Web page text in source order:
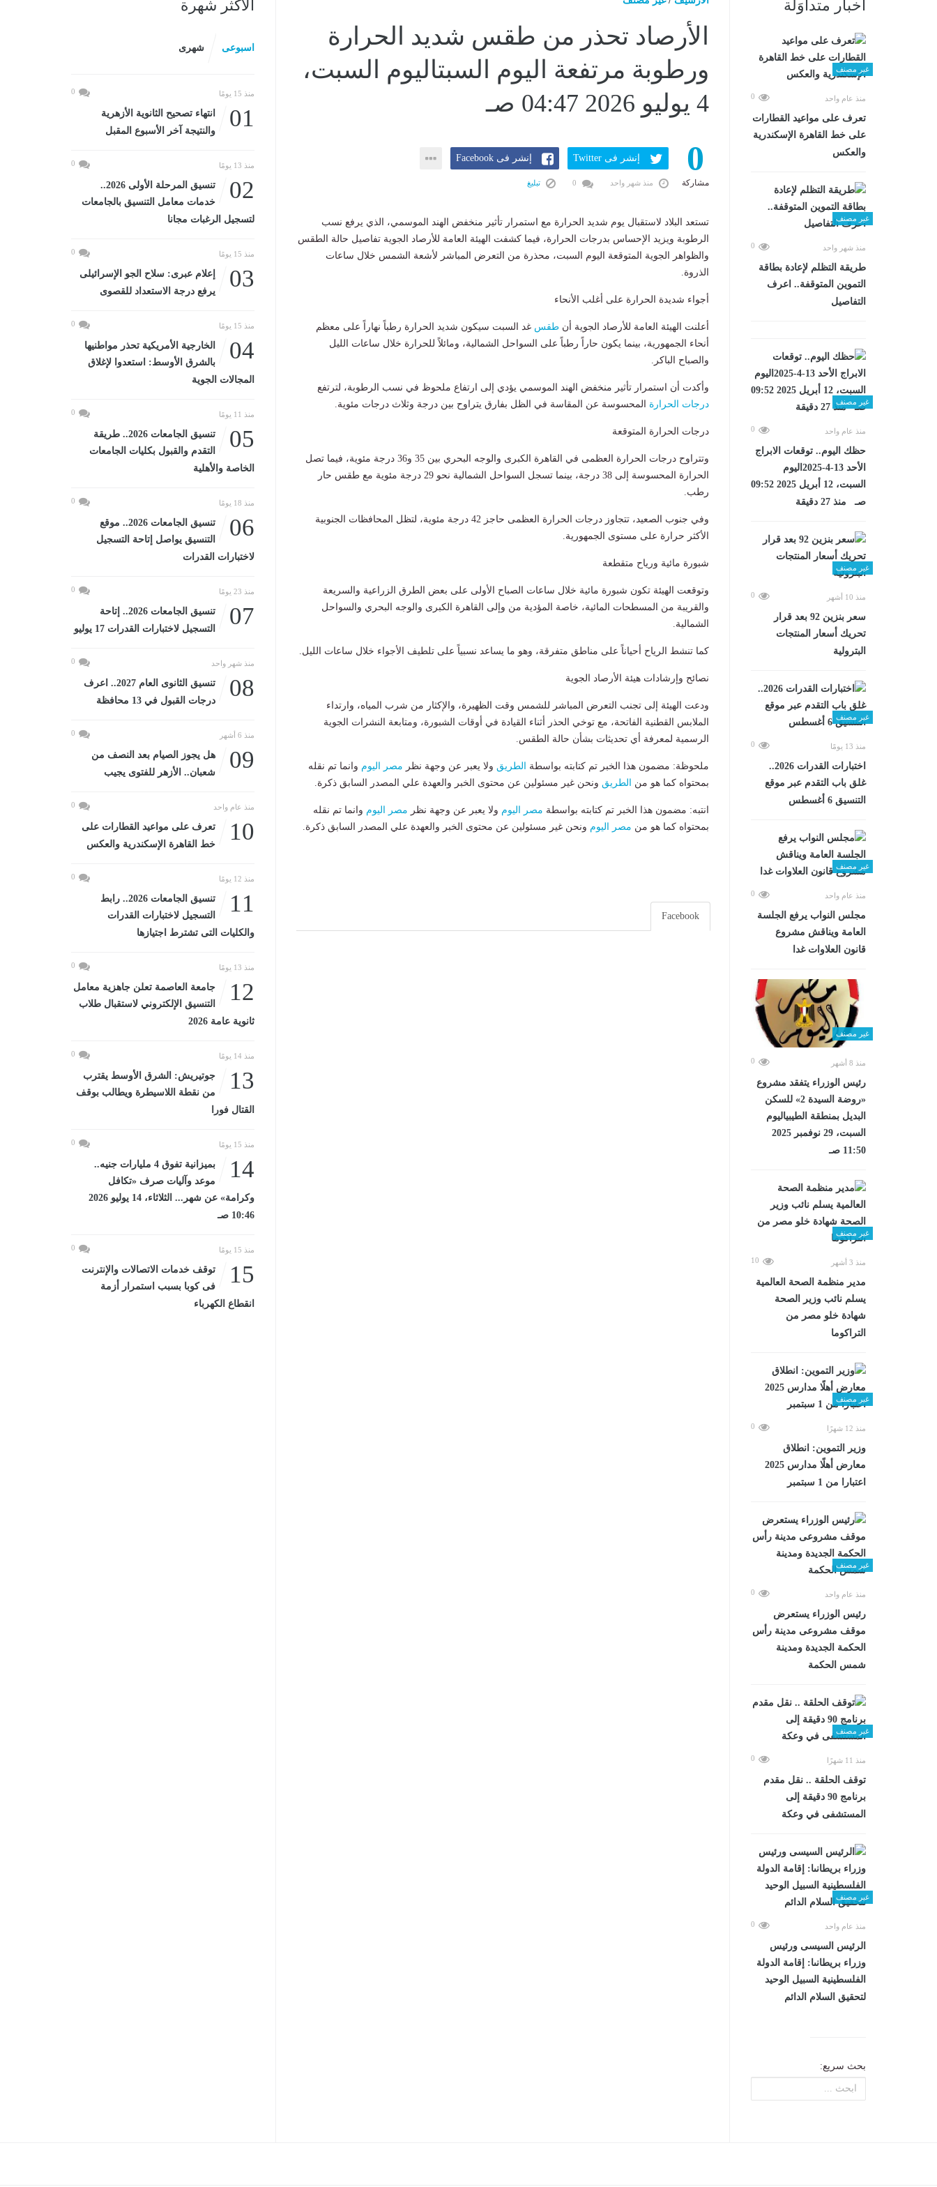
أخبار متداوَلة
غير مصنف
منذ عام واحد 0
تعرف على مواعيد القطارات
على خط القاهرة الإسكندرية
والعكس
غير مصنف
منذ شهر واحد 0
طريقة التظلم لإعادة بطاقة
التموين المتوقفة.. اعرف
التفاصيل
غير مصنف
منذ عام واحد 0
حظك اليوم.. توقعات الابراج
الأحد 13-4-2025اليوم
السبت، 12 أبريل 2025 09:52
صـ منذ 27 دقيقة
غير مصنف
منذ 10 أشهر 0
سعر بنزين 92 بعد قرار
تحريك أسعار المنتجات
البترولية
غير مصنف
منذ 13 يومًا 0
اختبارات القدرات 2026..
غلق باب التقدم عبر موقع
التنسيق 6 أغسطس
غير مصنف
منذ عام واحد 0
مجلس النواب يرفع الجلسة
العامة ويناقش مشروع
قانون العلاوات غدا
غير مصنف
منذ 8 أشهر 0
رئيس الوزراء يتفقد مشروع
«روضة السيدة 2» للسكن
البديل بمنطقة الطيبياليوم
السبت، 29 نوفمبر 2025
11:50 صـ
غير مصنف
منذ 3 أشهر 10
مدير منظمة الصحة العالمية
يسلم نائب وزير الصحة
شهادة خلو مصر من
التراكوما
غير مصنف
منذ 12 شهرًا 0
وزير التموين: انطلاق
معارض أهلًا مدارس 2025
اعتبارا من 1 سبتمبر
غير مصنف
منذ عام واحد 0
رئيس الوزراء يستعرض
موقف مشروعى مدينة رأس
الحكمة الجديدة ومدينة
شمس الحكمة
غير مصنف
منذ 11 شهرًا 0
توقف الحلقة .. نقل مقدم
برنامج 90 دقيقة إلى
المستشفى في وعكة
غير مصنف
منذ عام واحد 0
الرئيس السيسى ورئيس
وزراء بريطانىا: إقامة الدولة
الفلسطينية السبيل الوحيد
لتحقيق السلام الدائم
بحث سريع:
الأرصاد تحذر من طقس شديد الحرارة
ورطوبة مرتفعة اليوم السبتاليوم السبت،
4 يوليو 2026 04:47 صـ
0
مشاركة
إنشر فى Twitter إنشر فى Facebook
منذ شهر واحد تبليغ
تستعد البلاد لاستقبال يوم شديد الحرارة مع استمرار تأثير منخفض الهند الموسمي، الذي يرفع نسب
الرطوبة ويزيد الإحساس بدرجات الحرارة، فيما كشفت الهيئة العامة للأرصاد الجوية تفاصيل حالة الطقس
والظواهر الجوية المتوقعة اليوم السبت، محذرة من التعرض المباشر لأشعة الشمس خلال ساعات
الذروة.
أجواء شديدة الحرارة على أغلب الأنحاء
أعلنت الهيئة العامة للأرصاد الجوية أن طقس غد السبت سيكون شديد الحرارة رطباً نهاراً على معظم
أنحاء الجمهورية، بينما يكون حاراً رطباً على السواحل الشمالية، ومائلاً للحرارة خلال ساعات الليل
والصباح الباكر.
وأكدت أن استمرار تأثير منخفض الهند الموسمي يؤدي إلى ارتفاع ملحوظ في نسب الرطوبة، لترتفع
درجات الحرارة المحسوسة عن المقاسة في الظل بفارق يتراوح بين درجة وثلاث درجات مئوية.
درجات الحرارة المتوقعة
وتتراوح درجات الحرارة العظمى في القاهرة الكبرى والوجه البحري بين 35 و36 درجة مئوية، فيما تصل
الحرارة المحسوسة إلى 38 درجة، بينما تسجل السواحل الشمالية نحو 29 درجة مئوية مع طقس حار
رطب.
وفي جنوب الصعيد، تتجاوز درجات الحرارة العظمى حاجز 42 درجة مئوية، لتظل المحافظات الجنوبية
الأكثر حرارة على مستوى الجمهورية.
شبورة مائية ورياح متقطعة
وتوقعت الهيئة تكون شبورة مائية خلال ساعات الصباح الأولى على بعض الطرق الزراعية والسريعة
والقريبة من المسطحات المائية، خاصة المؤدية من وإلى القاهرة الكبرى والوجه البحري والسواحل
الشمالية.
كما تنشط الرياح أحياناً على مناطق متفرقة، وهو ما يساعد نسبياً على تلطيف الأجواء خلال ساعات الليل.
نصائح وإرشادات هيئة الأرصاد الجوية
ودعت الهيئة إلى تجنب التعرض المباشر للشمس وقت الظهيرة، والإكثار من شرب المياه، وارتداء
الملابس القطنية الفاتحة، مع توخي الحذر أثناء القيادة في أوقات الشبورة، ومتابعة النشرات الجوية
الرسمية لمعرفة أي تحديثات بشأن حالة الطقس.
ملحوظة: مضمون هذا الخبر تم كتابته بواسطة الطريق ولا يعبر عن وجهة نظر مصر اليوم وانما تم نقله
بمحتواه كما هو من
الطريق ونحن غير مسئولين عن محتوى الخبر والعهدة علي المصدر السابق ذكرة.
انتبه: مضمون هذا الخبر تم كتابته بواسطة مصر اليوم ولا يعبر عن وجهة نظر مصر اليوم وانما تم نقله
بمحتواه كما هو من مصر اليوم ونحن غير مسئولين عن محتوى الخبر والعهدة علي المصدر السابق ذكرة.
Facebook
الأكثر شهرة
اسبوعى شهرى
منذ 15 يومًا 0
01
انتهاء تصحيح الثانوية الأزهرية
والنتيجة آخر الأسبوع المقبل
منذ 13 يومًا 0
02
تنسيق المرحلة الأولى 2026..
خدمات معامل التنسيق بالجامعات
لتسجيل الرغبات مجانا
منذ 15 يومًا 0
03
إعلام عبرى: سلاح الجو الإسرائيلى
يرفع درجة الاستعداد للقصوى
منذ 15 يومًا 0
04
الخارجية الأمريكية تحذر مواطنيها
بالشرق الأوسط: استعدوا لإغلاق
المجالات الجوية
منذ 11 يومًا 0
05
تنسيق الجامعات 2026.. طريقة
التقدم والقبول بكليات الجامعات
الخاصة والأهلية
منذ 18 يومًا 0
06
تنسيق الجامعات 2026.. موقع
التنسيق يواصل إتاحة التسجيل
لاختبارات القدرات
منذ 23 يومًا 0
07
تنسيق الجامعات 2026.. إتاحة
التسجيل لاختبارات القدرات 17 يوليو
منذ شهر واحد 0
08
تنسيق الثانوى العام 2027.. اعرف
درجات القبول في 13 محافظة
منذ 6 أشهر 0
09
هل يجوز الصيام بعد النصف من
شعبان.. الأزهر للفتوى يجيب
منذ عام واحد 0
10
تعرف على مواعيد القطارات على
خط القاهرة الإسكندرية والعكس
منذ 12 يومًا 0
11
تنسيق الجامعات 2026.. رابط
التسجيل لاختبارات القدرات
والكليات التى تشترط اجتيازها
منذ 13 يومًا 0
12
جامعة العاصمة تعلن جاهزية معامل
التنسيق الإلكتروني لاستقبال طلاب
ثانوية عامة 2026
منذ 14 يومًا 0
13
جوتيريش: الشرق الأوسط يقترب
من نقطة اللاسيطرة ويطالب بوقف
القتال فورا
منذ 15 يومًا 0
14
بميزانية تفوق 4 مليارات جنيه..
موعد وآليات صرف «تكافل
وكرامة» عن شهر... الثلاثاء، 14 يوليو 2026
10:46 صـ
منذ 15 يومًا 0
15
توقف خدمات الاتصالات والإنترنت
فى كوبا بسبب استمرار أزمة
انقطاع الكهرباء